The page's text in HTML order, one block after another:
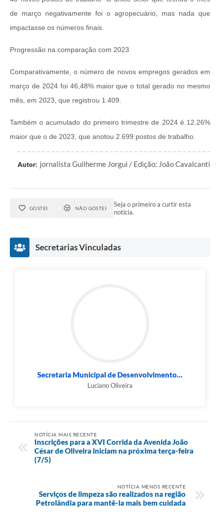
de março negativamente foi o agropecuário, mas nada que
impactasse os números finais.
Progressão na comparação com 2023
Comparativamente, o número de novos empregos gerados em
março de 2024 foi 46,48% maior que o total gerado no mesmo
mês, em 2023, que registrou 1.409.
Também o acumulado do primeiro trimestre de 2024 é 12.26%
maior que o de 2023, que anotou 2.699 postos de trabalho.
Autor: jornalista Guilherme Jorgui / Edição: João Cavalcanti
GOSTEI NÃO GOSTEI
Seja o primeiro a curtir esta
notícia.
Secretarias Vinculadas
Secretaria Municipal de Desenvolvimento...
Luciano Oliveira
NOTÍCIA MAIS RECENTE
Inscrições para a XVI Corrida da Avenida João
César de Oliveira iniciam na próxima terça-feira
(7/5)
NOTÍCIA MENOS RECENTE
Serviços de limpeza são realizados na região
Petrolândia para mantê-la mais bem cuidada